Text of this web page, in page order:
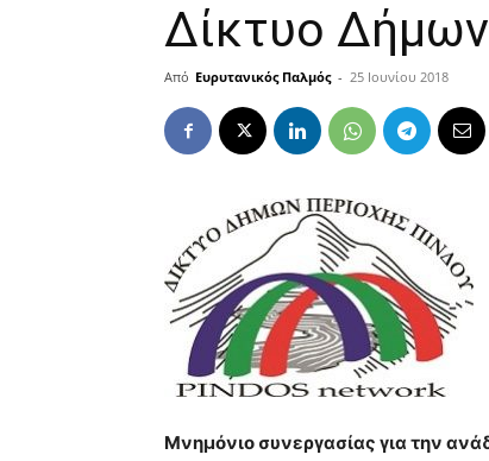
Δίκτυο
Από Ευρυτανικός Παλμός - 25 Ιουνίου 2018
Μνημόνιο συνεργασίας για την